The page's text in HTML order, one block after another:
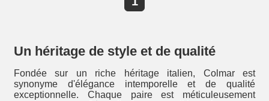
Un héritage de style et de qualité
Fondée sur un riche héritage italien, Colmar est
synonyme d'élégance intemporelle et de qualité
exceptionnelle. Chaque paire est méticuleusement